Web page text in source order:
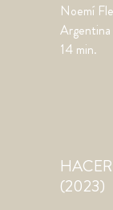
Noemí
Argentina
14 min.
(2023)